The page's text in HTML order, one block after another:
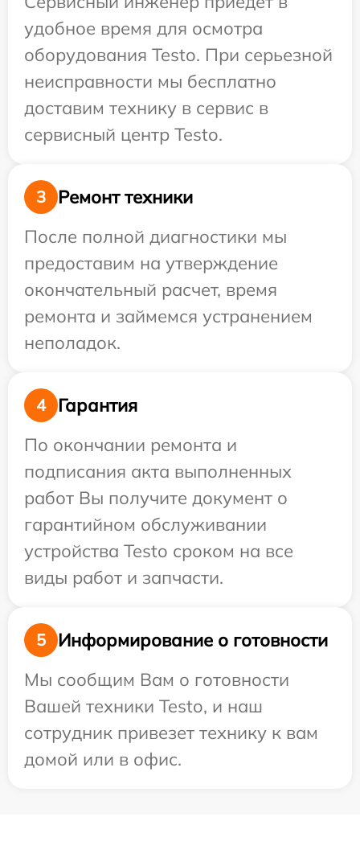
удобное время для осмотра
оборудования Testo. При серьезной
неисправности мы бесплатно
доставим технику в сервис в
сервисный центр Testo.
3
Ремонт техники
После полной диагностики мы
предоставим на утверждение
окончательный расчет, время
ремонта и займемся устранением
неполадок.
4
Гарантия
По окончании ремонта и
подписания акта выполненных
работ Вы получите документ о
гарантийном обслуживании
устройства Testo сроком на все
виды работ и запчасти.
5
Информирование о готовности
Мы сообщим Вам о готовности
Вашей техники Testo, и наш
сотрудник привезет технику к вам
домой или в офис.